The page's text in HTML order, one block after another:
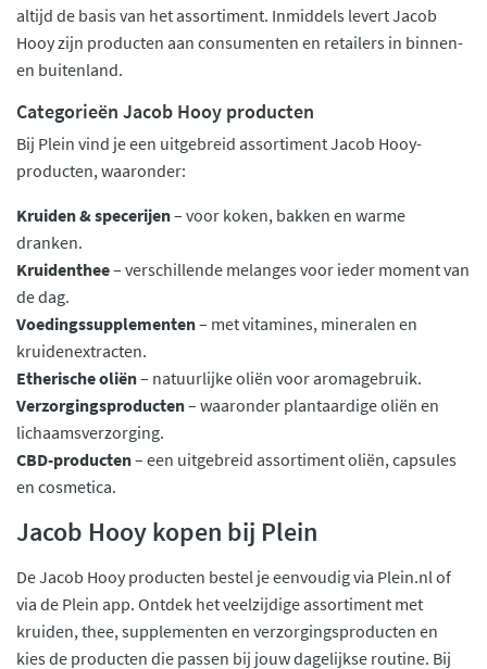
altijd de basis van het assortiment. Inmiddels levert Jacob
Hooy zijn producten aan consumenten en retailers in binnen-
en buitenland.
Categorieën Jacob Hooy producten
Bij Plein vind je een uitgebreid assortiment Jacob Hooy-
producten, waaronder:
Kruiden & specerijen– voor koken, bakken en warme
dranken.
Kruidenthee– verschillende melanges voor ieder moment van
de dag.
Voedingssupplementen– met vitamines, mineralen en
kruidenextracten.
Etherische oliën– natuurlijke oliën voor aromagebruik.
Verzorgingsproducten– waaronder plantaardige oliën en
lichaamsverzorging.
CBD-producten– een uitgebreid assortiment oliën, capsules
en cosmetica.
Jacob Hooy kopen bij Plein
De Jacob Hooy producten bestel je eenvoudig via Plein.nl of
via de Plein app. Ontdek het veelzijdige assortiment met
kruiden, thee, supplementen en verzorgingsproducten en
kies de producten die passen bij jouw dagelijkse routine. Bij